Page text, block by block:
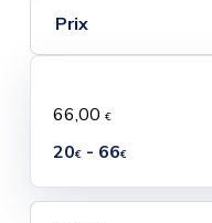
Prix
66,00 €
20€- 66€